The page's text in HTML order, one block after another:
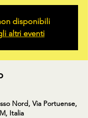
disponibili
altri eventi
Nord, Via Portuense,
Italia